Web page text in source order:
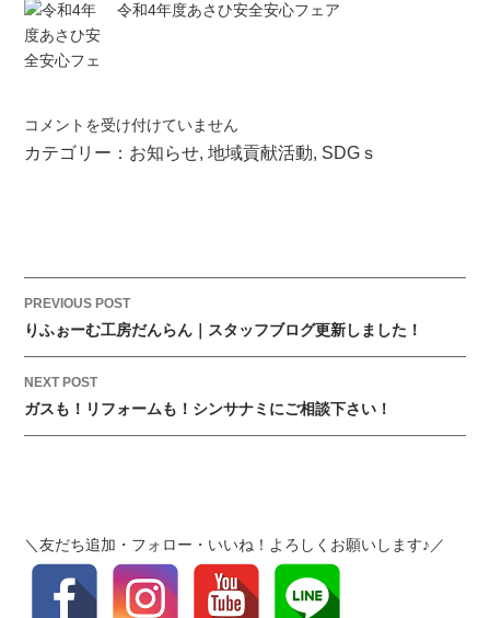
令和4年度あさひ安全安心フェア
横
浜
セ
ン
タ
（横
浜
ン
フ
コメントを受け付けていません
カテゴリー： お知らせ,地域貢献活動, SDGｓ
P
o
s
t
n
a
a
PREVIOUS POST
りふぉーむ工房だんらん｜スタッフブログ更新しました！
NEXT POST
ガスも！リフォームも！シンサナミにご相談下さい！
＼友だち追加・フォロー・いいね！よろしくお願いします♪／